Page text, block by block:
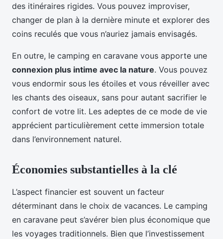
des itinéraires rigides. Vous pouvez improviser,
changer de plan à la dernière minute et explorer des
coins reculés que vous n’auriez jamais envisagés.
En outre, le camping en caravane vous apporte une
connexion plus intime avec la nature. Vous pouvez
vous endormir sous les étoiles et vous réveiller avec
les chants des oiseaux, sans pour autant sacrifier le
confort de votre lit. Les adeptes de ce mode de vie
apprécient particulièrement cette immersion totale
dans l’environnement naturel.
Économies substantielles à la clé
L’aspect financier est souvent un facteur
déterminant dans le choix de vacances. Le camping
en caravane peut s’avérer bien plus économique que
les voyages traditionnels. Bien que l’investissement